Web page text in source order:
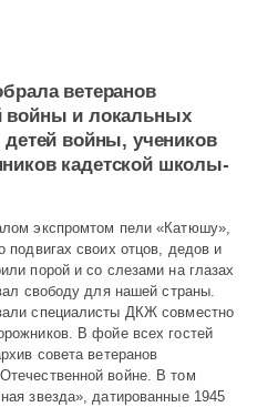
ветеранов
войны и локальных
войны, учеников
кадетской школы-
экспромтом пели «Катюшу»,
подвигах своих отцов, дедов и
порой и со слезами на глазах
свободу для нашей страны.
специа­листы ДКЖ совместно
В фойе всех гостей
совета ветеранов
войне. В том
звезда», датированные 1945